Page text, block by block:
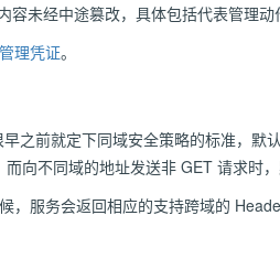
容未经中途篡改，具体包括代表管理
管理凭证。
之前就定下同域安全策略的标准，
向不同域的地址发送非 GET 请求时
，服务会返回相应的支持跨域的